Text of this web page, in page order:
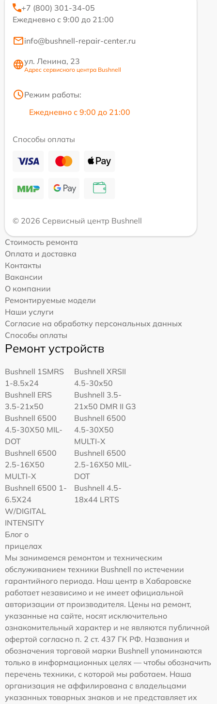
+7 (800) 301-34-05
Ежедневно с 9:00 до 21:00
info@bushnell-repair-center.ru
ул. Ленина, 23
Адрес сервисного центра Bushnell
Режим работы:
Ежедневно с 9:00 до 21:00
Способы оплаты
© 2026 Сервисный центр Bushnell
Стоимость ремонта
Оплата и доставка
Контакты
Вакансии
О компании
Ремонтируемые модели
Наши услуги
Согласие на обработку персональных данных
Способы оплаты
Ремонт устройств
Bushnell 1SMRS
1-8.5x24
Bushnell XRSII
4.5-30x50
Bushnell ERS
3.5-21x50
Bushnell 3.5-
21x50 DMR II G3
Bushnell 6500
4.5-30X50 MIL-
DOT
Bushnell 6500
4.5-30X50
MULTI-X
Bushnell 6500
2.5-16X50
MULTI-X
Bushnell 6500
2.5-16X50 MIL-
DOT
Bushnell 6500 1-
6.5X24
W/DIGITAL
INTENSITY
Bushnell 4.5-
18x44 LRTS
Блог о
прицелах
Мы занимаемся ремонтом и техническим
обслуживанием техники Bushnell по истечении
гарантийного периода. Наш центр в Хабаровске
работает независимо и не имеет официальной
авторизации от производителя. Цены на ремонт,
указанные на сайте, носят исключительно
ознакомительный характер и не являются публичной
офертой согласно п. 2 ст. 437 ГК РФ. Названия и
обозначения торговой марки Bushnell упоминаются
только в информационных целях — чтобы обозначить
перечень техники, с которой мы работаем. Наша
организация не аффилирована с владельцами
указанных товарных знаков и не представляет их